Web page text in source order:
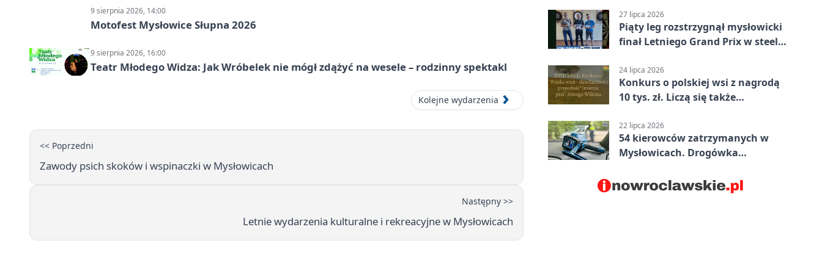
9 sierpnia 2026, 14:00
Motofest Mysłowice Słupna 2026
9 sierpnia 2026, 16:00
Teatr Młodego Widza: Jak Wróbelek nie mógł zdążyć na wesele – rodzinny spektakl
Kolejne wydarzenia
<< Poprzedni
Zawody psich skoków i wspinaczki w Mysłowicach
Następny >>
Letnie wydarzenia kulturalne i rekreacyjne w Mysłowicach
27 lipca 2026
Piąty leg rozstrzygnął mysłowicki
finał Letniego Grand Prix w steel
24 lipca 2026
Konkurs o polskiej wsi z nagrodą
10 tys. zł. Liczą się także
22 lipca 2026
54 kierowców zatrzymanych w
Mysłowicach. Drogówka